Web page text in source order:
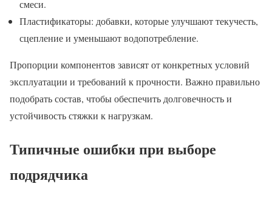
смеси.
Пластификаторы: добавки, которые улучшают текучесть,
сцепление и уменьшают водопотребление.
Пропорции компонентов зависят от конкретных условий
эксплуатации и требований к прочности. Важно правильно
подобрать состав, чтобы обеспечить долговечность и
устойчивость стяжки к нагрузкам.
Типичные ошибки при выборе
подрядчика